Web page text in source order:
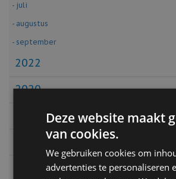
- juli
- augustus
- september
2022
2020
Deze website maakt
van cookies.
We gebruiken cookies om
advertenties te personaliseren